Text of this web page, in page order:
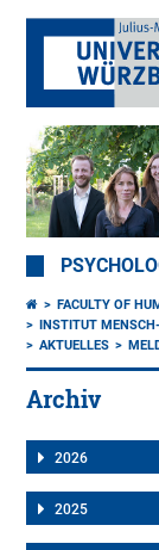
FACULTY OF
INSTITUT
AKTUELLES
Archiv
2026
2025